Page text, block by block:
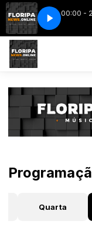
00:00 -
MusicalSpacer (extended
Quarta